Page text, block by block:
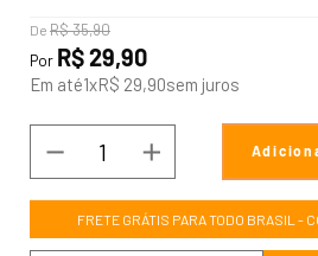
De R$35,90
Por R$29,90
Em até1xR$ 29,90sem juros
＋
－
FRETE GRÁTIS PARA TODO BRASIL -